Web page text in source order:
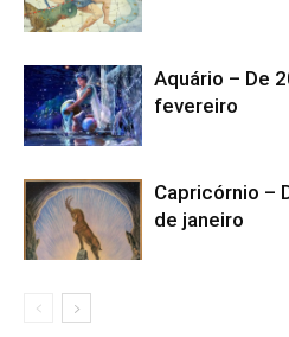
Aquário – De
fevereiro
Capricórnio –
de janeiro